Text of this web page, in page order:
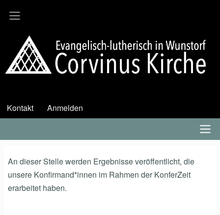
zum
User
Kontakt Anmelden
An dieser Stelle werden Ergebnisse veröffentlicht, die
unsere Konfirmand*innen im Rahmen der KonferZeit
erarbeitet haben.